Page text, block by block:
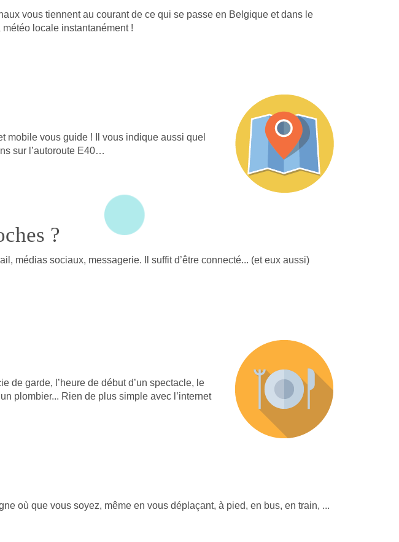
vous tiennent au courant de ce qui se passe en Belgique et dans le
locale instantanément !
mobile vous guide ! Il vous indique aussi quel
sur l’autoroute E40…
?
médias sociaux, messagerie. Il suffit d’être connecté... (et eux aussi)
de garde, l’heure de début d’un spectacle, le
plombier... Rien de plus simple avec l’internet
où que vous soyez, même en vous déplaçant, à pied, en bus, en train, ...